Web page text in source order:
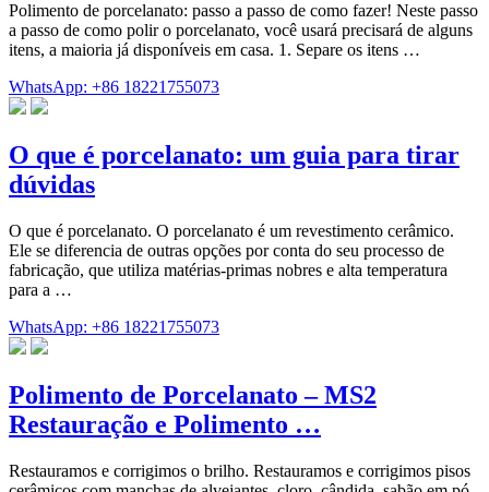
Polimento de porcelanato: passo a passo de como fazer! Neste passo
a passo de como polir o porcelanato, você usará precisará de alguns
itens, a maioria já disponíveis em casa. 1. Separe os itens …
WhatsApp: +86 18221755073
O que é porcelanato: um guia para tirar
dúvidas
O que é porcelanato. O porcelanato é um revestimento cerâmico.
Ele se diferencia de outras opções por conta do seu processo de
fabricação, que utiliza matérias-primas nobres e alta temperatura
para a …
WhatsApp: +86 18221755073
Polimento de Porcelanato – MS2
Restauração e Polimento …
Restauramos e corrigimos o brilho. Restauramos e corrigimos pisos